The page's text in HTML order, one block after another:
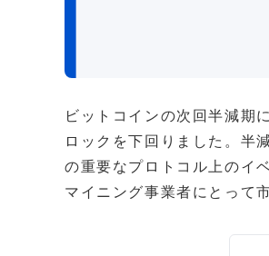
ビットコインの次回半減期
ロックを下回りました。半
の重要なプロトコル上のイ
マイニング事業者にとって